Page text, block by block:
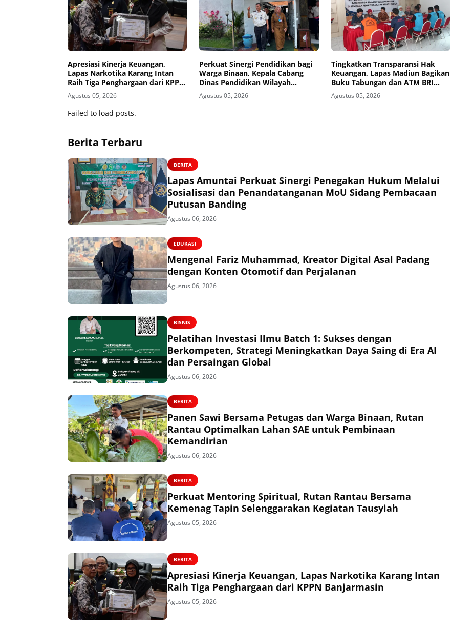
Apresiasi Kinerja Keuangan,
Lapas Narkotika Karang Intan
Raih Tiga Penghargaan dari KPPN
Banjarmasin
Agustus 05, 2026
Perkuat Sinergi Pendidikan bagi
Warga Binaan, Kepala Cabang
Dinas Pendidikan Wilayah
Madiun Kunjungi Lapas Madiun
Agustus 05, 2026
Tingkatkan Transparansi Hak
Keuangan, Lapas Madiun Bagikan
Buku Tabungan dan ATM BRI
kepada Warga Binaan
Agustus 05, 2026
Failed to load posts.
Berita Terbaru
BERITA
Lapas Amuntai Perkuat Sinergi Penegakan Hukum Melalui
Sosialisasi dan Penandatanganan MoU Sidang Pembacaan
Putusan Banding
Agustus 06, 2026
EDUKASI
Mengenal Fariz Muhammad, Kreator Digital Asal Padang
dengan Konten Otomotif dan Perjalanan
Agustus 06, 2026
BISNIS
Pelatihan Investasi Ilmu Batch 1: Sukses dengan
Berkompeten, Strategi Meningkatkan Daya Saing di Era AI
dan Persaingan Global
Agustus 06, 2026
BERITA
Panen Sawi Bersama Petugas dan Warga Binaan, Rutan
Rantau Optimalkan Lahan SAE untuk Pembinaan
Kemandirian
Agustus 06, 2026
BERITA
Perkuat Mentoring Spiritual, Rutan Rantau Bersama
Kemenag Tapin Selenggarakan Kegiatan Tausyiah
Agustus 05, 2026
BERITA
Apresiasi Kinerja Keuangan, Lapas Narkotika Karang Intan
Raih Tiga Penghargaan dari KPPN Banjarmasin
Agustus 05, 2026